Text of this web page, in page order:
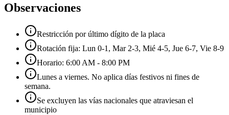
Observaciones
Restricción por último dígito de la placa
Rotación fija: Lun 0-1, Mar 2-3, Mié 4-5, Jue 6-7, Vie 8-9
Horario: 6:00 AM - 8:00 PM
Lunes a viernes. No aplica días festivos ni fines de
semana.
Se excluyen las vías nacionales que atraviesan el
municipio